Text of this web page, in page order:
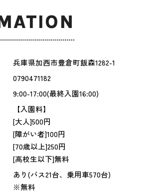
兵庫県加西市豊倉町飯森1282-1
0790471182
9:00-17:00(最終入園16:00)
【入園料】
[大人]500円
[障がい者]100円
[70歳以上]250円
[高校生以下]無料
あり(バス21台、乗用車570台)
※無料